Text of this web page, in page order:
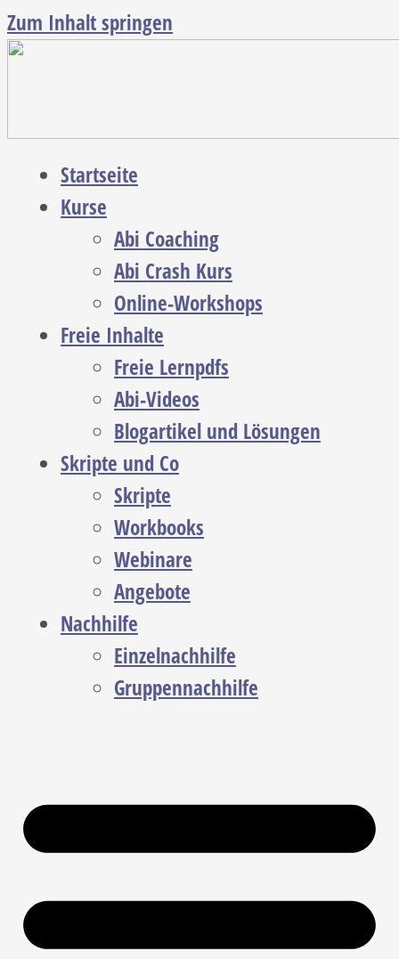
Zum Inhalt springen
Startseite
Kurse
Abi Coaching
Abi Crash Kurs
Online-Workshops
Freie Inhalte
Freie Lernpdfs
Abi-Videos
Blogartikel und Lösungen
Skripte und Co
Skripte
Workbooks
Webinare
Angebote
Nachhilfe
Einzelnachhilfe
Gruppennachhilfe